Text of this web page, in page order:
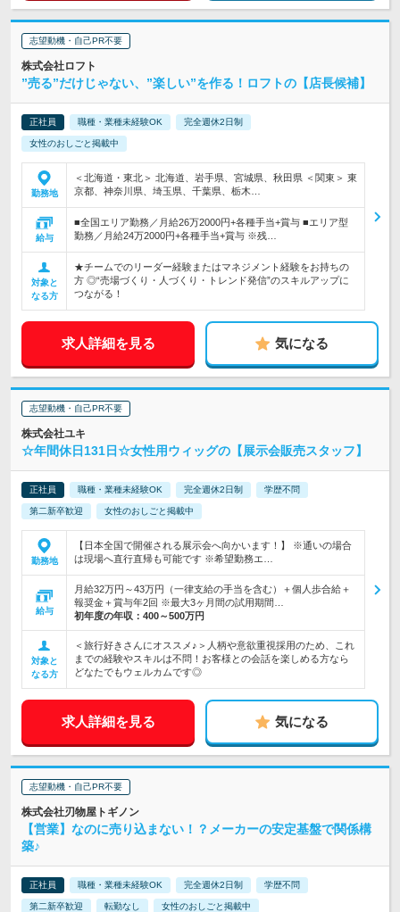
志望動機・自己PR不要
株式会社ロフト
”売る”だけじゃない、”楽しい”を作る！ロフトの【店長候補】
正社員 職種・業種未経験OK 完全週休2日制
女性のおしごと掲載中
勤務地
＜北海道・東北＞ 北海道、岩手県、宮城県、秋田県 ＜関東＞ 東
京都、神奈川県、埼玉県、千葉県、栃木…
給与
■全国エリア勤務／月給26万2000円+各種手当+賞与 ■エリア型
勤務／月給24万2000円+各種手当+賞与 ※残…
対象と
なる方
★チームでのリーダー経験またはマネジメント経験をお持ちの
方 ◎“売場づくり・人づくり・トレンド発信”のスキルアップに
つながる！
求人詳細を見る 気になる
志望動機・自己PR不要
株式会社ユキ
☆年間休日131日☆女性用ウィッグの【展示会販売スタッフ】
正社員 職種・業種未経験OK 完全週休2日制 学歴不問
第二新卒歓迎 女性のおしごと掲載中
勤務地
【日本全国で開催される展示会へ向かいます！】 ※通いの場合
は現場へ直行直帰も可能です ※希望勤務エ…
給与
月給32万円～43万円（一律支給の手当を含む）＋個人歩合給＋
報奨金＋賞与年2回 ※最大3ヶ月間の試用期間…
初年度の年収： 400～500万円
対象と
なる方
＜旅行好きさんにオススメ♪＞人柄や意欲重視採用のため、これ
までの経験やスキルは不問！お客様との会話を楽しめる方なら
どなたでもウェルカムです◎
求人詳細を見る 気になる
志望動機・自己PR不要
株式会社刃物屋トギノン
【営業】なのに売り込まない！？メーカーの安定基盤で関係構
築♪
正社員 職種・業種未経験OK 完全週休2日制 学歴不問
第二新卒歓迎 転勤なし 女性のおしごと掲載中